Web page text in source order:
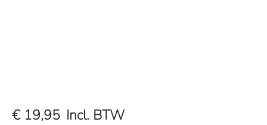
€ 19,95 Incl. BTW